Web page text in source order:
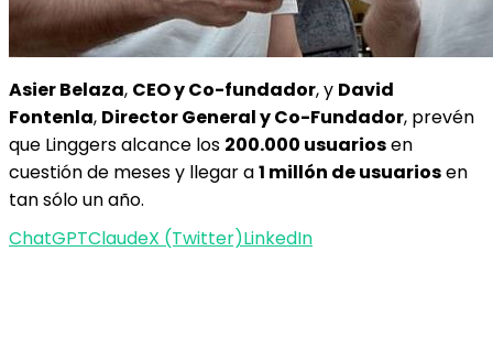
Asier Belaza, CEO y Co-fundador, y David
Fontenla, Director General y Co-Fundador, prevén
que Linggers alcance los 200.000 usuariosen
cuestión de meses y llegar a1 millón de usuariosen
tan sólo un año.
ChatGPTClaudeX (Twitter)LinkedIn